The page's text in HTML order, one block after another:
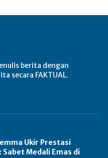
berita dengan
secara FAKTUAL.
Ukir Prestasi
Sabet Medali Emas di